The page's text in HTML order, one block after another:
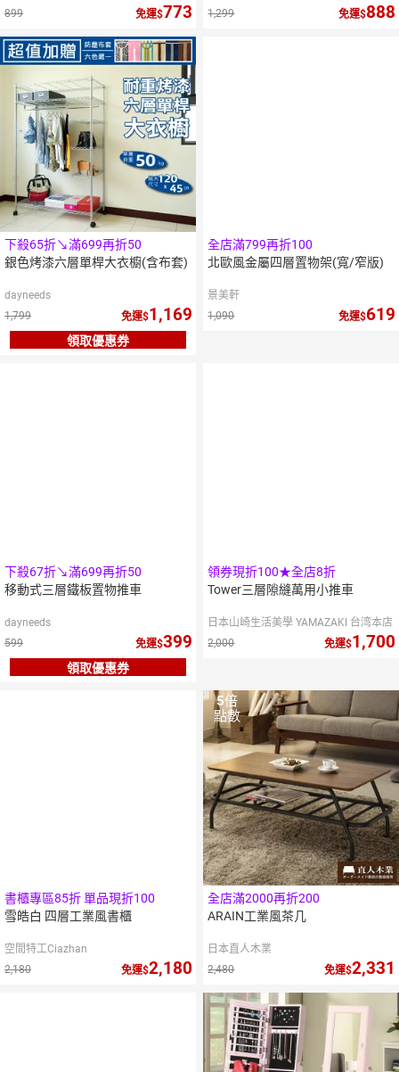
899
免運 773
1,299
免運 888
下殺65折↘滿699再折50
銀色烤漆六層單桿大衣櫥(含布套)
dayneeds
1,799
免運 1,169
領取優惠券
全店滿799再折100
北歐風金屬四層置物架(寬/窄版)
景美軒
1,090
免運 619
下殺67折↘滿699再折50
移動式三層鐵板置物推車
dayneeds
599
免運 399
領取優惠券
領券現折100★全店8折
Tower三層隙縫萬用小推車
日本山崎生活美學 YAMAZAKI 台湾本店
2,000
免運 1,700
書櫃專區85折 單品現折100
雪皓白 四層工業風書櫃
空間特工Ciazhan
2,180
免運 2,180
5倍
點數
全店滿2000再折200
ARAIN工業風茶几
日本直人木業
2,480
免運 2,331